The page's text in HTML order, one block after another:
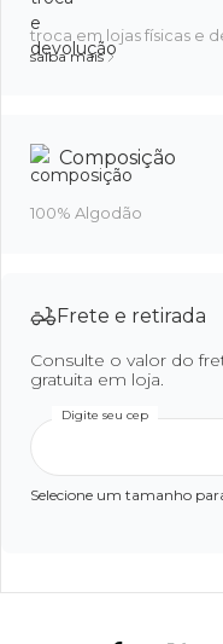
troca em lojas físicas e
saiba mais
Composição
100% Algodão
Frete e retirada
Consulte o valor do
gratuita em loja.
Digite seu cep
Selecione um tamanho